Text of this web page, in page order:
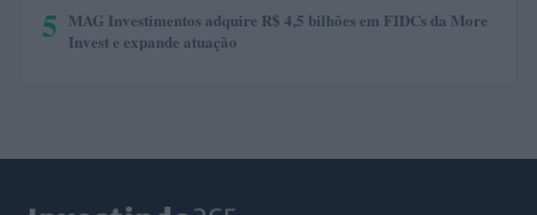
5 MAG Investimentos adquire R$ 4,5 bilhões em FIDCs da More
Invest e expande atuação